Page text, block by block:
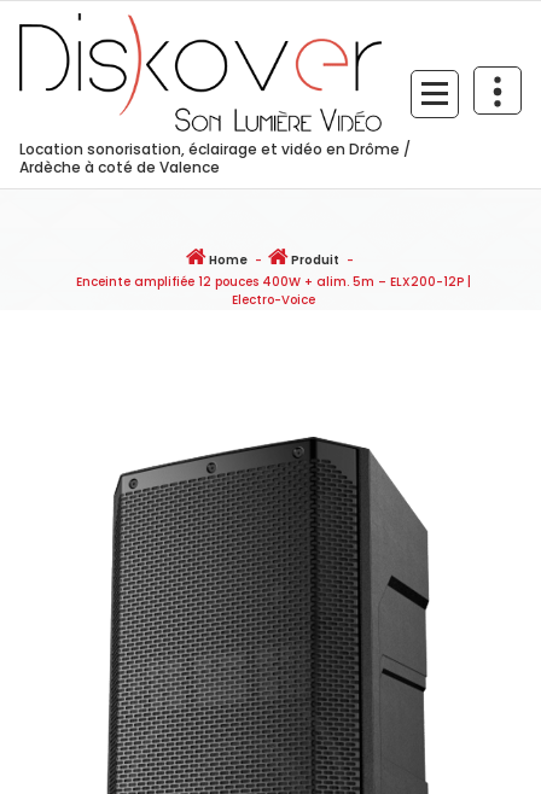
content
Location sonorisation, éclairage et vidéo en Drôme /
Ardèche à coté de Valence
Home - Produit -
Enceinte amplifiée 12 pouces 400W + alim. 5m – ELX200-12P |
Electro-Voice